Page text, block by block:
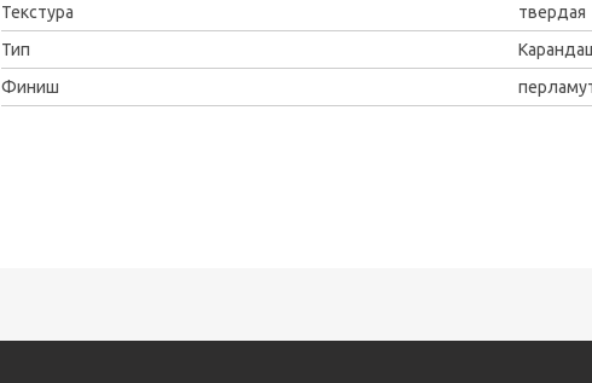
Текстура
твердая
Тип
Финиш